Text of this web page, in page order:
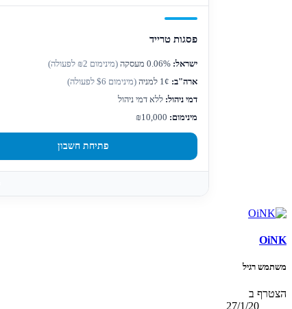
פסגות טרייד
ישראל:
(מינימום ₪2 לפעולה)
ארה"ב:
(מינימום $6 לפעולה)
דמי ניהול: ללא דמי ניהול
מינימום:
פתיחת חשבון
OiNK
משתמש רגיל
הצטרף ב
27/1/20